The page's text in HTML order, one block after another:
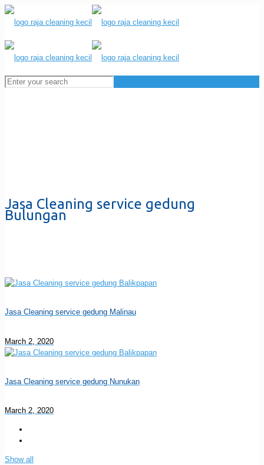
Jasa Cleaning service gedung
Bulungan
Jasa Cleaning service gedung Malinau
March 2, 2020
Jasa Cleaning service gedung Nunukan
March 2, 2020
Show all